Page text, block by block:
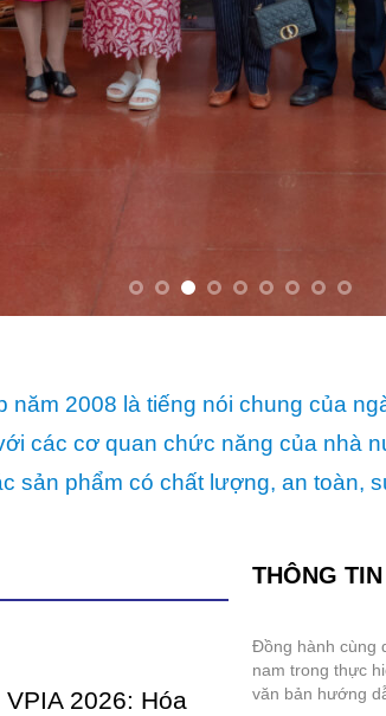
2008 là tiếng nói chung của
các cơ quan chức năng của nhà
sản phẩm có chất lượng, an toàn,
2026: Hóa
THÔNG
đồng hành cùng doanh nghiệp sơn và mực in việt
nam trong thực
văn bản hướng